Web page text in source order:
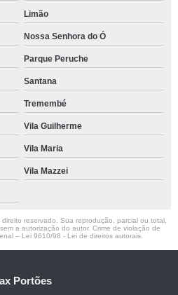
Limão
Nossa Senhora do Ó
Parque Peruche
Santana
Tremembé
Vila Guilherme
Vila Maria
Vila Mazzei
reservado. Sua reprodução, parcial ou total,
a autorização do autor. Crime de violação de
– Lei 9610/98 - Lei de direitos autorais
Portões